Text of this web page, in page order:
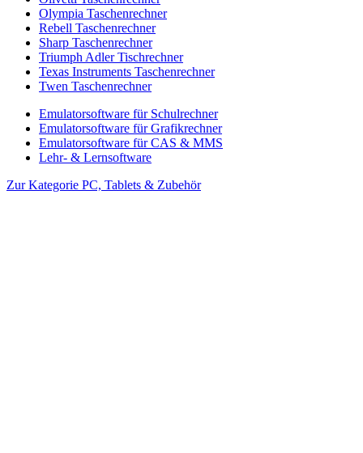
Olympia Taschenrechner
Rebell Taschenrechner
Sharp Taschenrechner
Triumph Adler Tischrechner
Texas Instruments Taschenrechner
Twen Taschenrechner
Emulatorsoftware für Schulrechner
Emulatorsoftware für Grafikrechner
Emulatorsoftware für CAS & MMS
Lehr- & Lernsoftware
Zur Kategorie PC, Tablets & Zubehör